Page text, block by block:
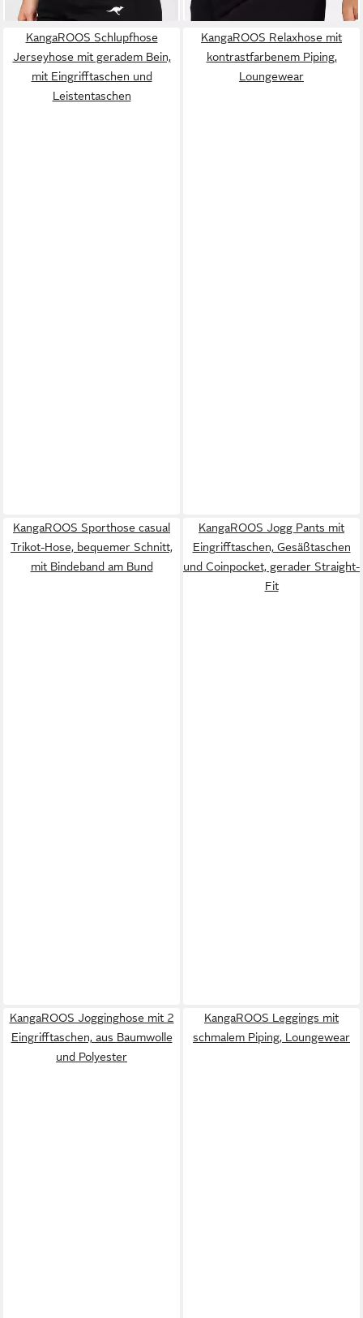
KangaROOS Schlupfhose
Jerseyhose mit geradem Bein,
mit Eingrifftaschen und
Leistentaschen
KangaROOS Relaxhose mit
kontrastfarbenem Piping,
Loungewear
KangaROOS Sporthose casual
Trikot-Hose, bequemer Schnitt,
mit Bindeband am Bund
KangaROOS Jogg Pants mit
Eingrifftaschen, Gesäßtaschen
und Coinpocket, gerader Straight-
Fit
KangaROOS Jogginghose mit 2
Eingrifftaschen, aus Baumwolle
und Polyester
KangaROOS Leggings mit
schmalem Piping, Loungewear